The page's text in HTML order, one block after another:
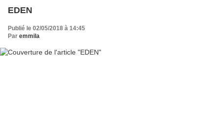
EDEN
Publié le 02/05/2018 à 14:45
Par emmila